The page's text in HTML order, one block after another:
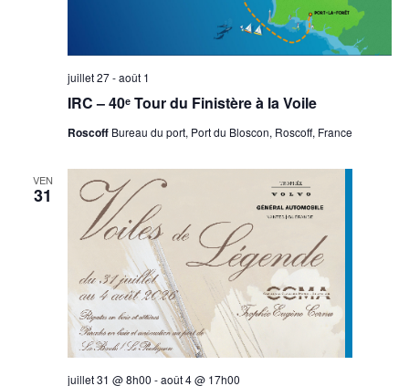
IRC – 40ᵉ Tour du Finistère à la Voile
juillet 27-août 1
Roscoff Bureau du port, Port du Bloscon, Roscoff, France
VEN
31
juillet 31 @ 8h00 -août 4 @ 17h00